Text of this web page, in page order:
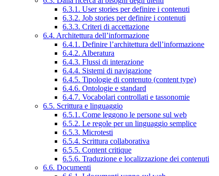
6.3.1. User stories per definire i contenuti
6.3.2. Job stories per definire i contenuti
6.3.3. Criteri di accettazione
6.4. Architettura dell’informazione
6.4.1. Definire l’architettura dell’informazione
6.4.2. Alberatura
6.4.3. Flussi di interazione
6.4.4. Sistemi di navigazione
6.4.5. Tipologie di contenuto (content type)
6.4.6. Ontologie e standard
6.4.7. Vocabolari controllati e tassonomie
6.5. Scrittura e linguaggio
6.5.1. Come leggono le persone sul web
6.5.2. Le regole per un linguaggio semplice
6.5.3. Microtesti
6.5.4. Scrittura collaborativa
6.5.5. Content critique
6.5.6. Traduzione e localizzazione dei contenuti
6.6. Documenti